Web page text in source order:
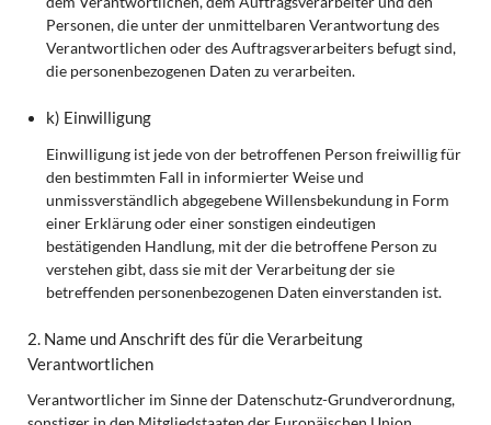
Personen, die unter der unmittelbaren Verantwortung des
Verantwortlichen oder des Auftragsverarbeiters befugt sind,
die personenbezogenen Daten zu verarbeiten.
k) Einwilligung
Einwilligung ist jede von der betroffenen Person freiwillig für
den bestimmten Fall in informierter Weise und
unmissverständlich abgegebene Willensbekundung in Form
einer Erklärung oder einer sonstigen eindeutigen
bestätigenden Handlung, mit der die betroffene Person zu
verstehen gibt, dass sie mit der Verarbeitung der sie
betreffenden personenbezogenen Daten einverstanden ist.
2. Name und Anschrift des für die Verarbeitung
Verantwortlichen
Verantwortlicher im Sinne der Datenschutz-Grundverordnung,